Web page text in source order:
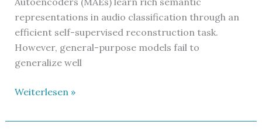
representations in audio classification through an
efficient self-supervised reconstruction task.
However, general-purpose models fail to
generalize well
Paper
TMLR
Weiterlesen »